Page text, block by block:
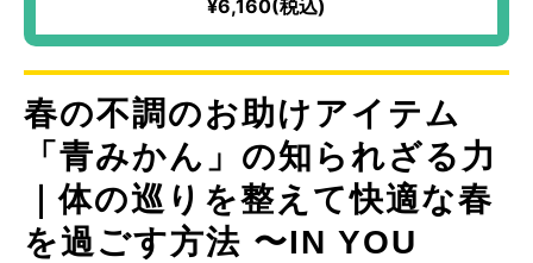
¥6,160(税込)
春の不調のお助けアイテム
「青みかん」の知られざる力
｜体の巡りを整えて快適な春
を過ごす方法 〜IN YOU